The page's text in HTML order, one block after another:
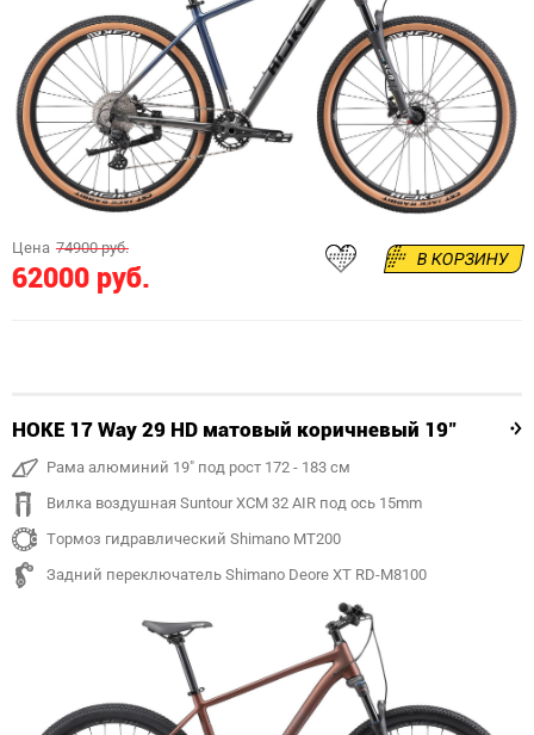
Цена 74900 руб.
62000 руб.
В КОРЗИНУ
HOKE 17 Way 29 HD матовый коричневый 19"
Рама алюминий 19" под рост 172 - 183 см
Вилка воздушная Suntour XCM 32 AIR под ось 15mm
Тормоз гидравлический Shimano MT200
Задний переключатель Shimano Deore XT RD-M8100